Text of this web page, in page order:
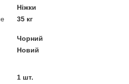
Ніжки
35 кг
Чорний
Новий
1 шт.